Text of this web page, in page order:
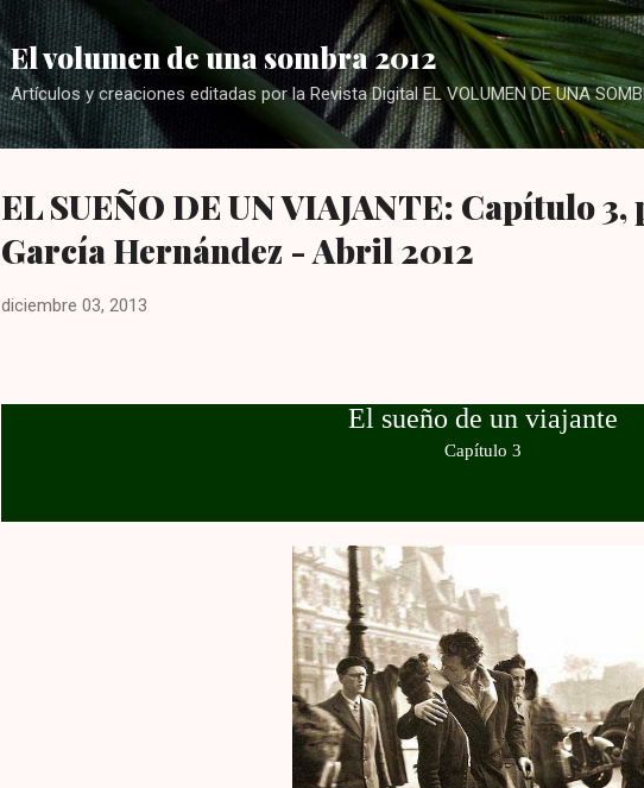
Ir al contenido principal
El volumen de una sombra 2012
Artículos y creaciones editadas por la Revista Digital EL VOLUMEN DE UNA
EL SUEÑO DE UN VIAJANTE: Capítulo
García Hernández - Abril 2012
diciembre 03, 2013
El sueño de un viajante
Capítulo 3